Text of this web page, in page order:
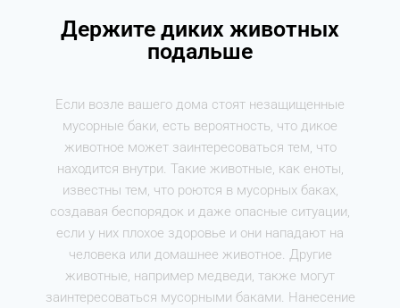
Держите диких животных
подальше
Если возле вашего дома стоят незащищенные
мусорные баки, есть вероятность, что дикое
животное может заинтересоваться тем, что
находится внутри. Такие животные, как еноты,
известны тем, что роются в мусорных баках,
создавая беспорядок и даже опасные ситуации,
если у них плохое здоровье и они нападают на
человека или домашнее животное. Другие
животные, например медведи, также могут
заинтересоваться мусорными баками. Нанесение